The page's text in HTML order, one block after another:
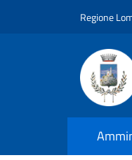
Regione